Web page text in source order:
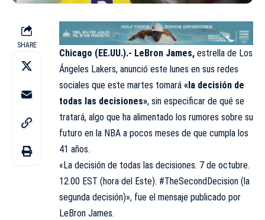
SHARE
Chicago (EE.UU.).- LeBron James, estrella de Los
Ángeles Lakers, anunció este lunes en sus redes
sociales que este martes tomará «la decisión de
todas las decisiones», sin especificar de qué se
tratará, algo que ha alimentado los rumores sobre su
futuro en la NBA a pocos meses de que cumpla los
41 años.
«La decisión de todas las decisiones. 7 de octubre.
12.00 EST (hora del Este). #TheSecondDecision (la
segunda decisión)», fue el mensaje publicado por
LeBron James.